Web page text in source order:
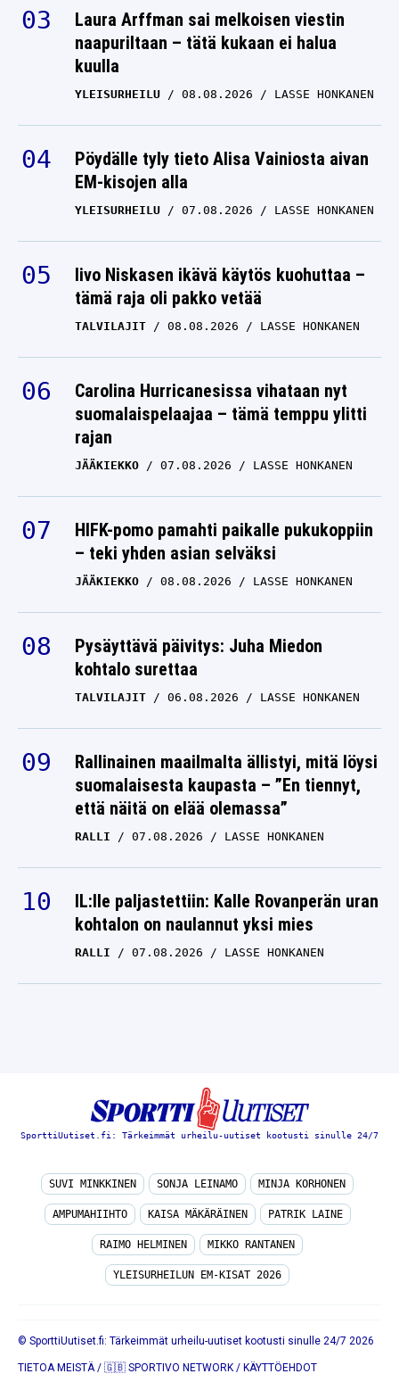
Laura Arffman sai melkoisen viestin
naapuriltaan – tätä kukaan ei halua
kuulla
YLEISURHEILU 08.08.2026 LASSE HONKANEN
Pöydälle tyly tieto Alisa Vainiosta aivan
EM-kisojen alla
YLEISURHEILU 07.08.2026 LASSE HONKANEN
Iivo Niskasen ikävä käytös kuohuttaa –
tämä raja oli pakko vetää
TALVILAJIT 08.08.2026 LASSE HONKANEN
Carolina Hurricanesissa vihataan nyt
suomalaispelaajaa – tämä temppu ylitti
rajan
JÄÄKIEKKO 07.08.2026 LASSE HONKANEN
HIFK-pomo pamahti paikalle pukukoppiin
– teki yhden asian selväksi
JÄÄKIEKKO 08.08.2026 LASSE HONKANEN
Pysäyttävä päivitys: Juha Miedon
kohtalo surettaa
TALVILAJIT 06.08.2026 LASSE HONKANEN
Rallinainen maailmalta ällistyi, mitä löysi
suomalaisesta kaupasta – ”En tiennyt,
että näitä on elää olemassa”
RALLI 07.08.2026 LASSE HONKANEN
IL:lle paljastettiin: Kalle Rovanperän uran
kohtalon on naulannut yksi mies
RALLI 07.08.2026 LASSE HONKANEN
SporttiUutiset.fi: Tärkeimmät urheilu-uutiset kootusti sinulle 24/7
SUVI MINKKINEN SONJA LEINAMO MINJA KORHONEN
AMPUMAHIIHTO KAISA MÄKÄRÄINEN PATRIK LAINE
RAIMO HELMINEN MIKKO RANTANEN
YLEISURHEILUN EM-KISAT 2026
© SporttiUutiset.fi: Tärkeimmät urheilu-uutiset kootusti sinulle 24/7 2026
TIETOA MEISTÄ/ 🇬🇧 SPORTIVO NETWORK / KÄYTTÖEHDOT